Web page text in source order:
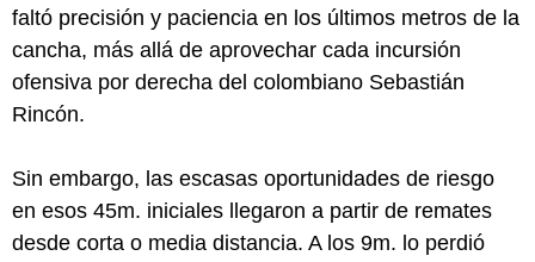
faltó precisión y paciencia en los últimos metros de la
cancha, más allá de aprovechar cada incursión
ofensiva por derecha del colombiano Sebastián
Rincón.
Sin embargo, las escasas oportunidades de riesgo
en esos 45m. iniciales llegaron a partir de remates
desde corta o media distancia. A los 9m. lo perdió